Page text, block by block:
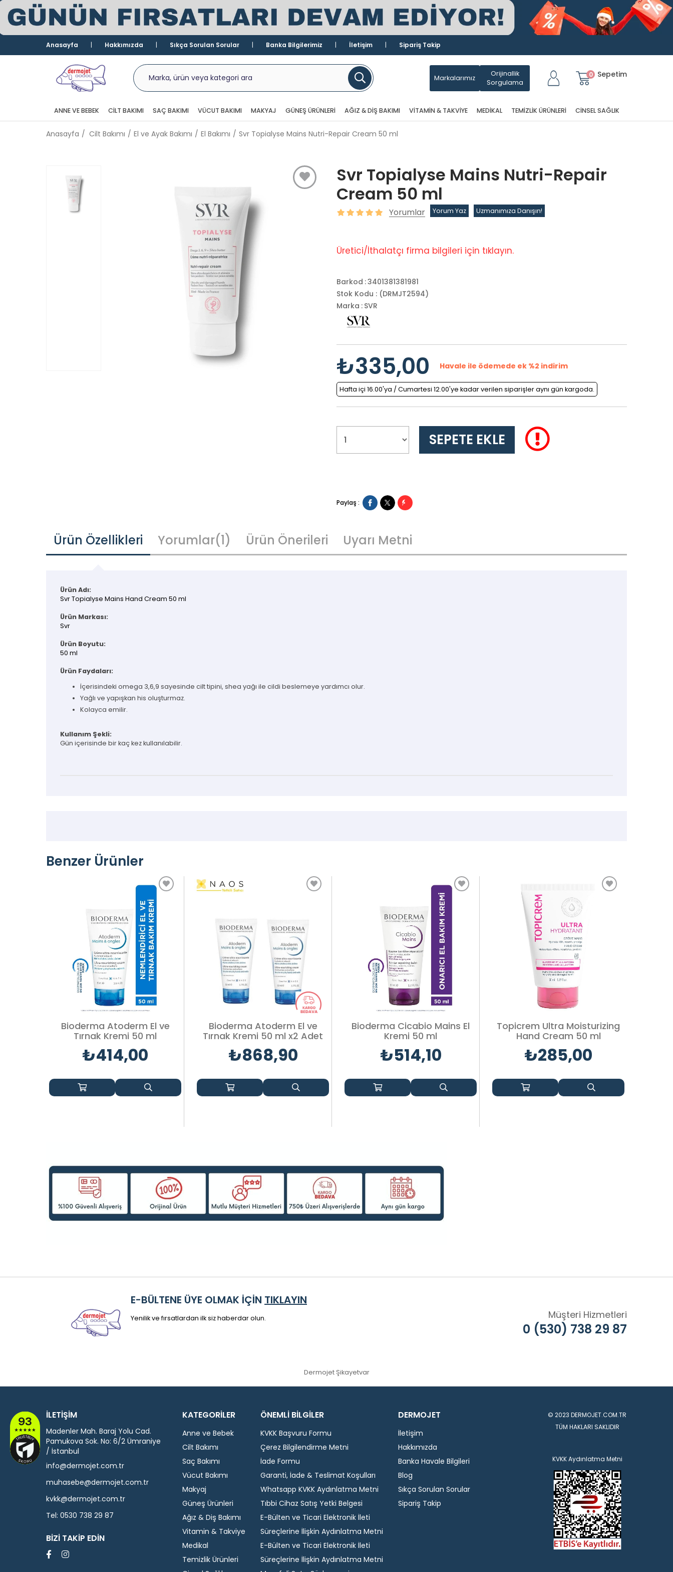
Anasayfa Hakkımızda Sıkça Sorulan Sorular Banka Bilgilerimiz İletişim Sipariş Takip
Sepetim
0
Markalarımız
Orijinallik
Sorgulama
ANNE VE BEBEK CILT BAKIMI SAÇ BAKIMI VÜCUT BAKIMI MAKYAJ GÜNEŞ ÜRÜNLERI AĞIZ & DIŞ BAKIMI VITAMIN & TAKVIYE MEDIKAL TEMIZLIK ÜRÜNLERI CINSEL SAĞLIK
Anasayfa Cilt Bakımı El ve Ayak Bakımı El Bakımı Svr Topialyse Mains Nutri-Repair Cream 50 ml
Svr Topialyse Mains Nutri-Repair
Cream 50 ml
Yorumlar Yorum Yaz Uzmanımıza Danışın!
Üretici/İthalatçı firma bilgileri için tıklayın.
Barkod :3401381381981
Stok Kodu
(DRMJT2594)
Marka : SVR
₺335,00 Havale ile ödemede ek %2 indirim
Hafta içi 16.00'ya / Cumartesi 12.00'ye kadar verilen siparişler aynı gün kargoda.
Paylaş :
Ürün Özellikleri Yorumlar(1) Ürün Önerileri Uyarı Metni
Ürün Adı:
Svr Topialyse Mains Hand Cream 50 ml
Ürün Markası:
Svr
Ürün Boyutu:
50 ml
Ürün Faydaları:
İçerisindeki omega 3,6,9 sayesinde cilt tipini, shea yağı ile cildi beslemeye yardımcı olur.
Yağlı ve yapışkan his oluşturmaz.
Kolayca emilir.
Kullanım Şekli:
Gün içerisinde bir kaç kez kullanılabilir.
Benzer Ürünler
Bioderma Atoderm El ve
Tırnak Kremi 50 ml
₺414,00
Bioderma Atoderm El ve
Tırnak Kremi 50 ml x2 Adet
₺868,90
Bioderma Cicabio Mains El
Kremi 50 ml
₺514,10
Topicrem Ultra Moisturizing
Hand Cream 50 ml
₺285,00
E-BÜLTENE ÜYE OLMAK İÇİN TIKLAYIN
Yenilik ve fırsatlardan ilk siz haberdar olun. Müşteri Hizmetleri
0 (530) 738 29 87
Dermojet Şikayetvar
İLETİŞİM
Madenler Mah. Baraj Yolu Cad.
Pamukova Sok. No: 6/2 Ümraniye
/ İstanbul
info@dermojet.com.tr
muhasebe@dermojet.com.tr
kvkk@dermojet.com.tr
Tel: 0530 738 29 87
BIZI TAKIP EDIN
KATEGORİLER
Anne ve Bebek
Cilt Bakımı
Saç Bakımı
Vücut Bakımı
Makyaj
Güneş Ürünleri
Ağız & Diş Bakımı
Vitamin & Takviye
Medikal
Temizlik Ürünleri
ÖNEMLİ BİLGİLER
KVKK Başvuru Formu
Çerez Bilgilendirme Metni
İade Formu
Garanti, İade & Teslimat Koşulları
Whatsapp KVKK Aydınlatma Metni
Tıbbi Cihaz Satış Yetki Belgesi
E-Bülten ve Ticari Elektronik İleti
Süreçlerine İlişkin Aydınlatma Metni
E-Bülten ve Ticari Elektronik İleti
Süreçlerine İlişkin Aydınlatma Metni
DERMOJET
İletişim
Hakkımızda
Banka Havale Bilgileri
Blog
Sıkça Sorulan Sorular
Sipariş Takip
© 2023 DERMOJET.COM.TR
TÜM HAKLARI SAKLIDIR
KVKK Aydınlatma Metni